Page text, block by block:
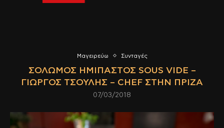
Μαγειρεύω Συνταγές
ΣΟΛΩΜΌΣ ΗΜΊΠΑΣΤΟΣ SOUS VIDE –
ΓΙΏΡΓΟΣ ΤΣΟΎΛΗΣ – CHEF ΣΤΗΝ ΠΡΊΖΑ
07/03/2018